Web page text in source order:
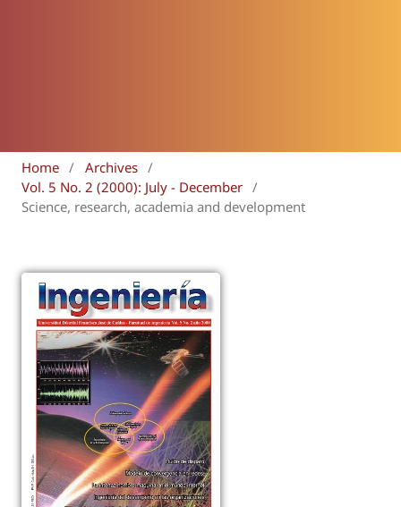
Home / Archives /
Vol. 5 No. 2 (2000): July - December /
Science, research, academia and development